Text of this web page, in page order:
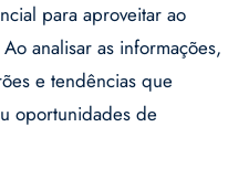
para aproveitar ao
analisar as informações,
e tendências que
oportunidades de